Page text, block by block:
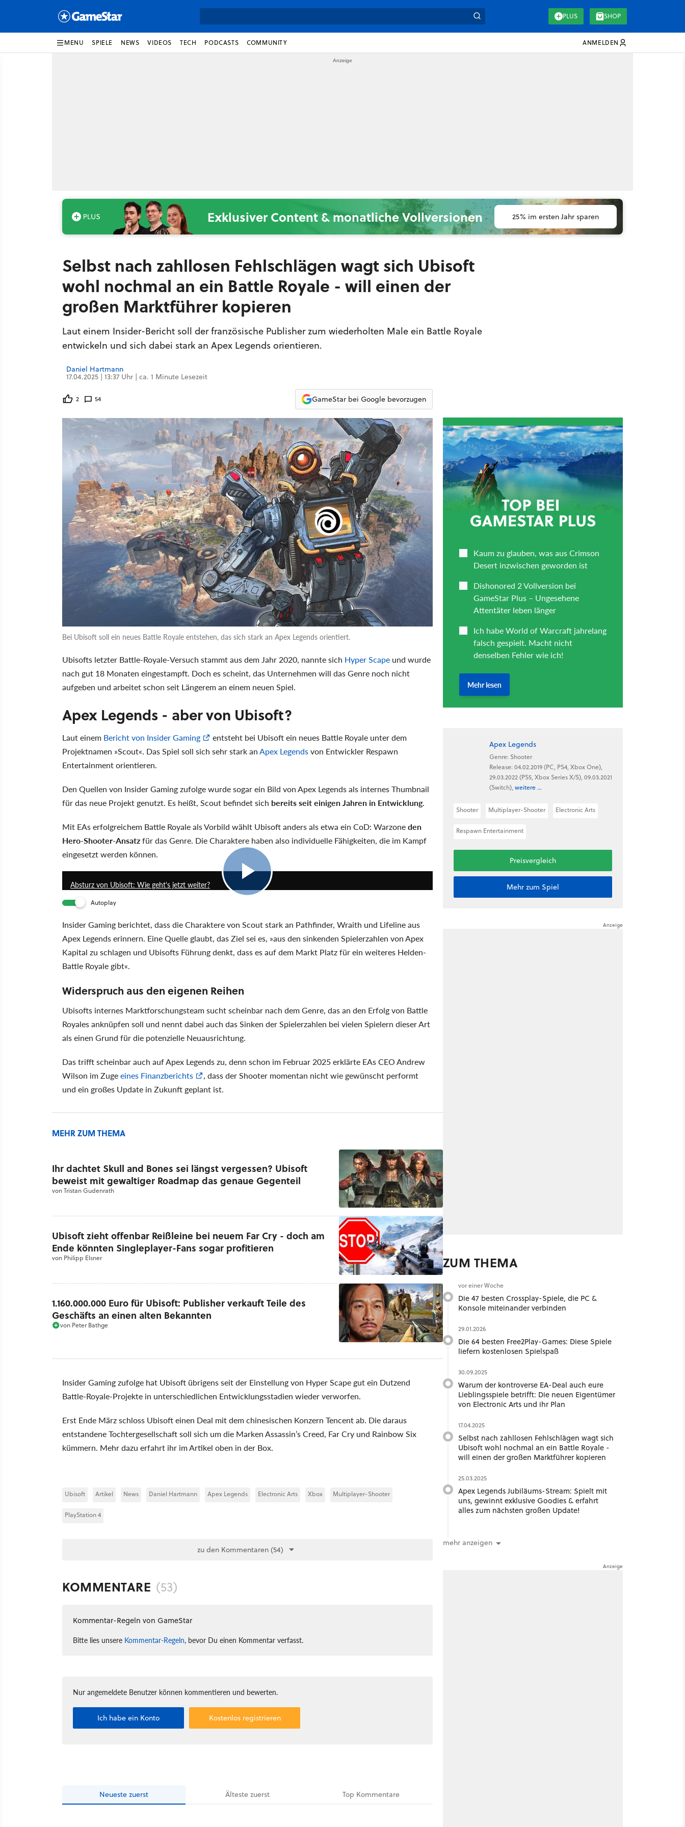
PLUS SHOP
MENU SPIELE NEWS VIDEOS TECH PODCASTS COMMUNITY ANMELDEN
Exklusiver Content & monatliche Vollversionen 25% im ersten Jahr sparen
Selbst nach zahllosen Fehlschlägen wagt sich Ubisoft
wohl nochmal an ein Battle Royale - will einen der
großen Marktführer kopieren
Laut einem Insider-Bericht soll der französische Publisher zum wiederholten Male ein Battle Royale
entwickeln und sich dabei stark an Apex Legends orientieren.
Daniel Hartmann
17.04.2025 | 13:37 Uhr | ca. 1 Minute Lesezeit
2 54 GameStar bei Google bevorzugen
Bei Ubisoft soll ein neues Battle Royale entstehen, das sich stark an Apex Legends orientiert.
Ubisofts letzter Battle-Royale-Versuch stammt aus dem Jahr 2020, nannte sich Hyper Scape und wurde
nach gut 18 Monaten eingestampft. Doch es scheint, das Unternehmen will das Genre noch nicht
aufgeben und arbeitet schon seit Längerem an einem neuen Spiel.
Apex Legends - aber von Ubisoft?
Laut einem Bericht von Insider Gaming
entsteht bei Ubisoft ein neues Battle Royale unter dem
Projektnamen »Scout«. Das Spiel soll sich sehr stark anApex Legendsvon Entwickler Respawn
Entertainment orientieren.
Den Quellen von Insider Gaming zufolge wurde sogar ein Bild von Apex Legends als internes Thumbnail
für das neue Projekt genutzt. Es heißt, Scout befindet sich bereits seit einigen Jahren in Entwicklung.
Mit EAs erfolgreichem Battle Royale als Vorbild wählt Ubisoft anders als etwa ein CoD: Warzoneden
Hero-Shooter-Ansatzfür das Genre. Die Charaktere haben also individuelle Fähigkeiten, die im Kampf
eingesetzt werden können.
Absturz von Ubisoft: Wie geht's jetzt weiter?
Autoplay
Insider Gaming berichtet, dass die Charaktere von Scout stark an Pathfinder, Wraith und Lifeline aus
Apex Legends erinnern. Eine Quelle glaubt, das Ziel sei es, »aus den sinkenden Spielerzahlen von Apex
Kapital zu schlagen und Ubisofts Führung denkt, dass es auf dem Markt Platz für ein weiteres Helden-
Battle Royale gibt«.
Widerspruch aus den eigenen Reihen
Ubisofts internes Marktforschungsteam sucht scheinbar nach dem Genre, das an den Erfolg von Battle
Royales anknüpfen soll und nennt dabei auch das Sinken der Spielerzahlen bei vielen Spielern dieser Art
als einen Grund für die potenzielle Neuausrichtung.
Das trifft scheinbar auch auf Apex Legends zu, denn schon im Februar 2025 erklärte EAs CEO Andrew
Wilson im Zugeeines Finanzberichts
, dass der Shooter momentan nicht wie gewünscht performt
und ein großes Update in Zukunft geplant ist.
MEHR ZUM THEMA
Ihr dachtet Skull and Bones sei längst vergessen? Ubisoft
beweist mit gewaltiger Roadmap das genaue Gegenteil
vonTristan Gudenrath
Ubisoft zieht offenbar Reißleine bei neuem Far Cry - doch am
Ende könnten Singleplayer-Fans sogar profitieren
von Philipp Elsner
1.160.000.000 Euro für Ubisoft: Publisher verkauft Teile des
Geschäfts an einen alten Bekannten
von Peter Bathge
Insider Gaming zufolge hat Ubisoft übrigens seit der Einstellung von Hyper Scape gut ein Dutzend
Battle-Royale-Projekte in unterschiedlichen Entwicklungsstadien wieder verworfen.
Erst Ende März schloss Ubisoft einen Deal mit dem chinesischen Konzern Tencent ab. Die daraus
entstandene Tochtergesellschaft soll sich um die Marken Assassin’s Creed, Far Cry und Rainbow Six
kümmern. Mehr dazu erfahrt ihr im Artikel oben in der Box.
Ubisoft Artikel News Daniel Hartmann Apex Legends Electronic Arts Xbox Multiplayer-Shooter
PlayStation 4
zu den Kommentaren (54)
KOMMENTARE (53)
Kommentar-Regeln von GameStar
Bitte lies unsere Kommentar-Regeln, bevor Du einen Kommentar verfasst.
Nur angemeldete Benutzer können kommentieren und bewerten.
Ich habe ein Konto Kostenlos registrieren
Neueste zuerst Ältestezuerst Top Kommentare
Apex Legends
Genre: Shooter
Release: 04.02.2019 (PC, PS4, Xbox One),
29.03.2022 (PS5, Xbox Series X/S), 09.03.2021
(Switch), weitere ...
Shooter Multiplayer-Shooter Electronic Arts
Respawn Entertainment
Preisvergleich
Mehr zum Spiel
ZUM THEMA
vor einer Woche
Die 47 besten Crossplay-Spiele, die PC &
Konsole miteinander verbinden
29.01.2026
Die 64 besten Free2Play-Games: Diese Spiele
liefern kostenlosen Spielspaß
30.09.2025
Warum der kontroverse EA-Deal auch eure
Lieblingsspiele betrifft: Die neuen Eigentümer
von Electronic Arts und ihr Plan
17.04.2025
Selbst nach zahllosen Fehlschlägen wagt sich
Ubisoft wohl nochmal an ein Battle Royale -
will einen der großen Marktführer kopieren
25.03.2025
Apex Legends Jubiläums-Stream: Spielt mit
uns, gewinnt exklusive Goodies & erfahrt
alles zum nächsten großen Update!
mehr anzeigen